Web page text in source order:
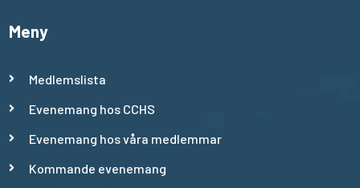
Meny
Medlemslista
Evenemang hos CCHS
Evenemang hos våra medlemmar
Kommande evenemang